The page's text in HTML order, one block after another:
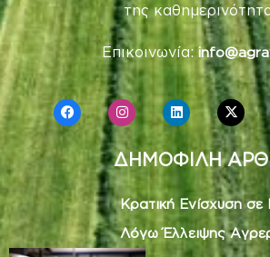
της
Επικοινωνία:
ΔΗΜΟΦΙΛΗ
Κρατική Ενίσχυση σε
Λόγω Έλλειψης